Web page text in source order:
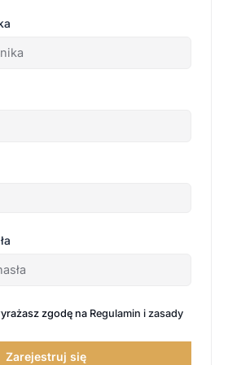
zgodę na Regulamin i zasady
Zarejestruj się